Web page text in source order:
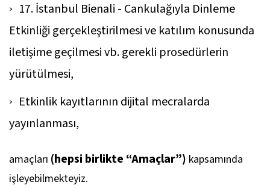
17. İstanbul Bienali - Cankulağıyla Dinleme
Etkinliği gerçekleştirilmesi ve katılım konusunda
iletişime geçilmesi vb. gerekli prosedürlerin
yürütülmesi,
Etkinlik kayıtlarının dijital mecralarda
yayınlanması,
amaçları (hepsi birlikte “Amaçlar”) kapsamında
işleyebilmekteyiz.